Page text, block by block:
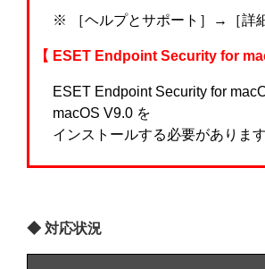
※ ［ヘルプとサポート］→［詳
【 ESET Endpoint Security for
ESET Endpoint Security for
macOS V9.0 を
インストールする必要があります
◆ 対応状況